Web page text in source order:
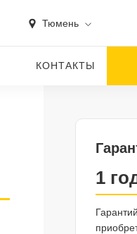
Тюмень
КОНТАКТЫ
1